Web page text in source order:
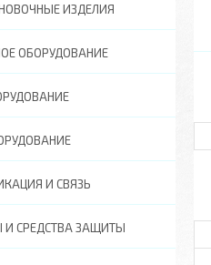
ИЗДЕЛИЯ
ОБОРУДОВАНИЕ
И СВЯЗЬ
И СРЕДСТВА ЗАЩИТЫ